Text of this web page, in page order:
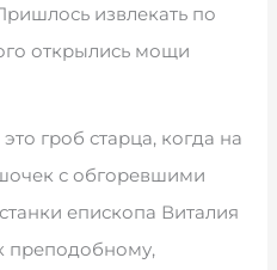
извлекать по
открылись мощи
гроб старца, когда на
с обгоревшими
епископа Виталия
преподобному,